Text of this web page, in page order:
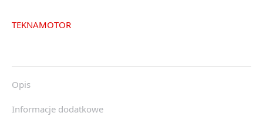
TEKNAMOTOR
Opis
Informacje dodatkowe